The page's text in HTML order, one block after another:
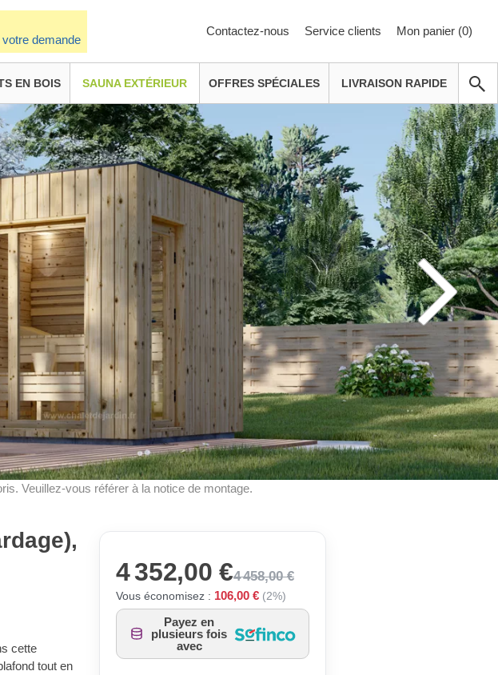
demande
Contactez-nous Service clients Mon panier (0)
EN BOIS SAUNA EXTÉRIEUR OFFRES SPÉCIALES LIVRAISON RAPIDE
Veuillez-vous référer à la notice de montage.
cette
tout en
4 352,00 €4 458,00 €
Vous économisez : 106,00 € (2%)
Payez en
plusieurs fois
avec